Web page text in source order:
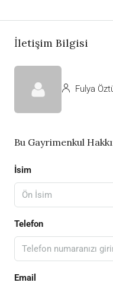
İletişim Bilgisi
Fulya
Bu Gayrimenkul
İsim
Telefon
Email